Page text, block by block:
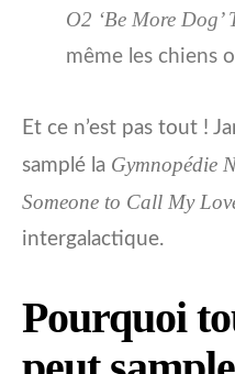
O2 ‘Be More Dog’
même les chiens
Et ce n’est pas tout !
samplé la Gymnopédie
Someone to Call My
intergalactique.
Pourquoi